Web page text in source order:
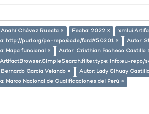
Chávez Ruesta × Fecha: 2022 ×
http://purl.org/pe-repo/ocde/ford#5.03.01 ×
Autor:
Mapa funcional ×
Autor: Cristhian Pacheco Castillo
info:eu-repo/
García Velando ×
Autor: Lady Sihuay
Marco Nacional de Cualificaciones del Perú ×